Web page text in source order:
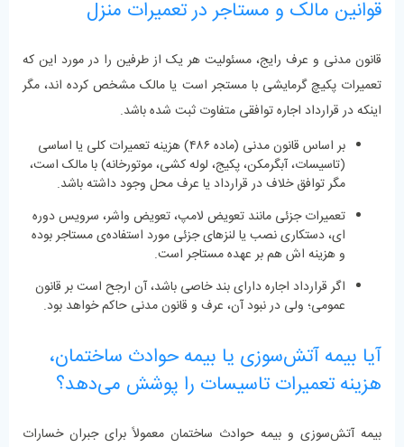
قوانین مالک و مستاجر در تعمیرات منزل
قانون مدنی و عرف رایج، مسئولیت هر یک از طرفین را در مورد این که
تعمیرات پکیچ گرمایشی با مستجر است یا مالک مشخص کرده ‌اند، مگر
اینکه در قرارداد اجاره توافقی متفاوت ثبت شده باشد.
بر اساس قانون مدنی (ماده ۴۸۶) هزینه تعمیرات کلی یا اساسی
(تاسیسات، آبگرمکن، پکیج، لوله ‌کشی، موتورخانه) با مالک است،
مگر توافق خلاف در قرارداد یا عرف محل وجود داشته باشد.
تعمیرات جزئی مانند تعویض لامپ، تعویض واشر، سرویس دوره
‌ای، دستکاری نصب یا لنزهای جزئی مورد استفاده‌ی مستاجر بوده
و هزینه ‌اش هم بر عهده مستاجر است.
اگر قرارداد اجاره دارای بند خاصی باشد، آن ارجح است بر قانون
عمومی؛ ولی در نبود آن، عرف و قانون مدنی حاکم خواهد بود.
آیا بیمه آتش‌سوزی یا بیمه حوادث ساختمان،
هزینه تعمیرات تاسیسات را پوشش می‌دهد؟
بیمه آتش‌سوزی و بیمه حوادث ساختمان معمولاً برای جبران خسارات